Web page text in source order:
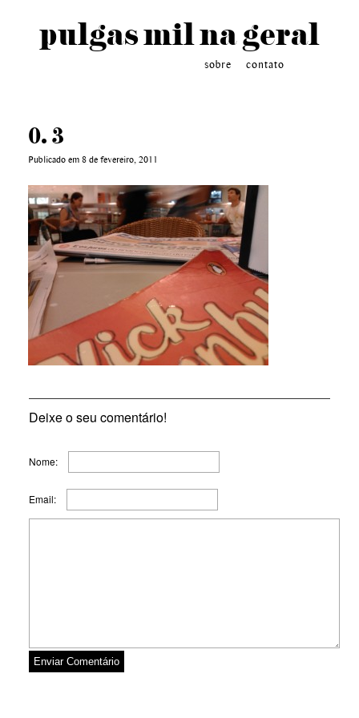
pulgas mil na geral
contato
sobre
0. 3
Publicado em 8 de fevereiro, 2011
Deixe o seu comentário!
Nome:
Email: